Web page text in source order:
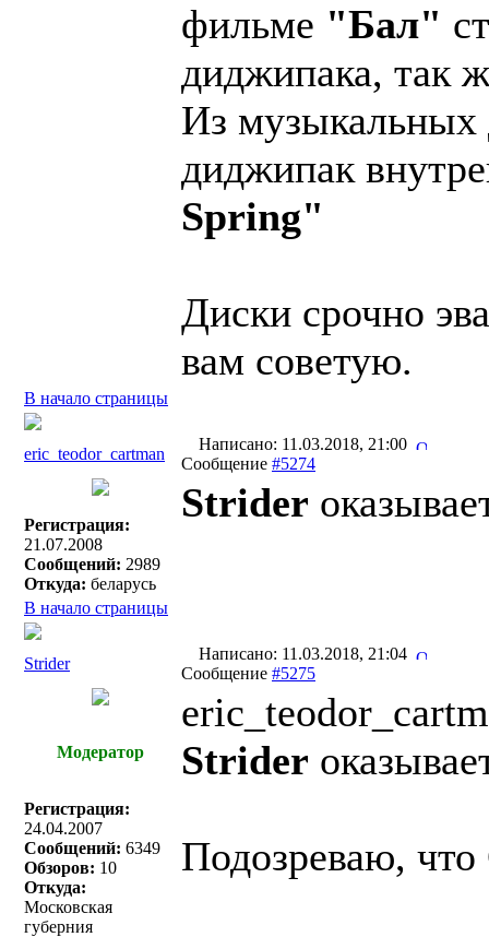
фильме "Бал"
диджипака, так
Из музыкальных
диджипак
Spring"
Диски срочно
вам советую.
В начало страницы
eric_teodor_cartman
Написано: 11.03.2018, 21:00
Сообщение #5274
Регистрация:
21.07.2008
Сообщений: 2989
Откуда: беларусь
Strider
В начало страницы
Strider
Написано: 11.03.2018, 21:04
Сообщение #5275
Модератор
Регистрация:
24.04.2007
Сообщений: 6349
Обзоров: 10
Откуда:
Московская
губерния
Strider
Подозреваю, что